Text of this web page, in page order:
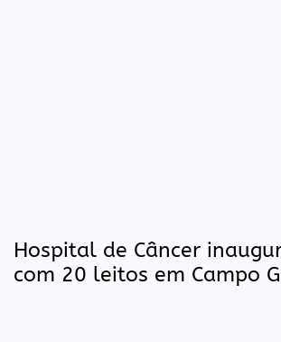
Hospital de Câncer
com 20 leitos em Campo